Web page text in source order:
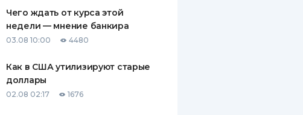
Чего ждать от курса этой
недели — мнение банкира
03.08 10:00 4480
Как в США утилизируют старые
доллары
02.08 02:17 1676